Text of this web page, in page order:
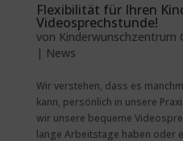
Flexibilität für Ihren
Videosprechstunde!
von Kinderwunschzentrum
| News
Wir verstehen, dass es
kann, persönlich in unsere
wir unsere bequeme
lange Arbeitstage haben oder